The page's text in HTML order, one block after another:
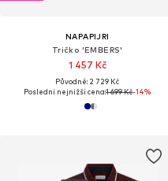
NAPAPIJRI
Tričko 'EMBERS'
1 457 Kč
Původně: 2 729 Kč
Poslední nejnižší cena:1 699 Kč-14%